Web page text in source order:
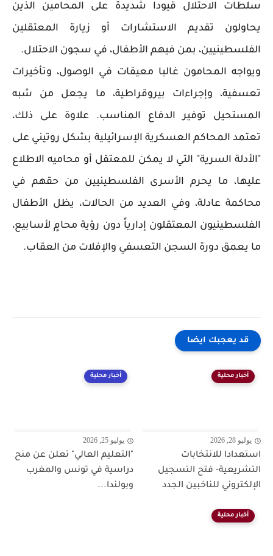
سلطات الاحتلال قيودا شديدة على المحامين الذين
يحاولون تقديم الاستشارات أو زيارة المعتقلين
الفلسطينيين، بمن فيهم الأطفال، في سجون الاحتلال.
ويواجه المحامون غالبا معيقات في الوصول، وتأخيرات
تعسفية، وإجراءات بيروقراطية، ما يجعل من شبه
المستحيل توفير الدفاع المناسب. علاوة على ذلك،
تعتمد المحاكم العسكرية الإسرائيلية بشكل روتيني على
"الأدلة السرية" التي لا يمكن للمعتقل أو محاميه الاطلاع
عليها، ما يحرم الأسرى الفلسطينيين من حقهم في
محاكمة عادلة، وفي العديد من الحالات، يظل الأطفال
الفلسطينيون المعتقلون إدارياً دون رؤية محامٍ لأسابيع،
ما يعمق دورة السجن التعسفي والإفلات من العقاب.
قد يعجبك ايضا
أخبار محلية
يوليو 28, 2026
استعدادا للانتخابات
التشريعية- فتح التسجيل
الإلكتروني للناخبين الجدد
أخبار محلية
يوليو 25, 2026
"التعليم العالي" تعلن عن منح
دراسية في تونس والمغرب
وبولندا...
أخبار محلية